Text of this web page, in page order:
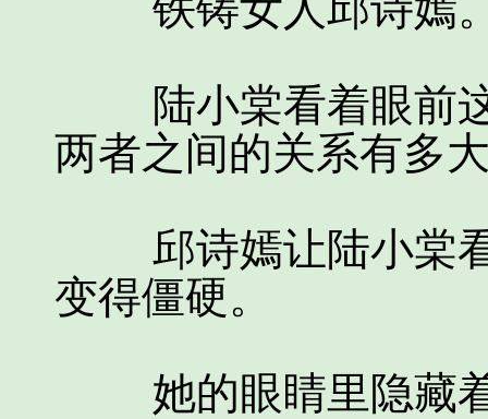
陆小棠看着眼前这
两者之间的关系有多
邱诗嫣让陆小棠看
变得僵硬。
她的眼睛里隐藏着